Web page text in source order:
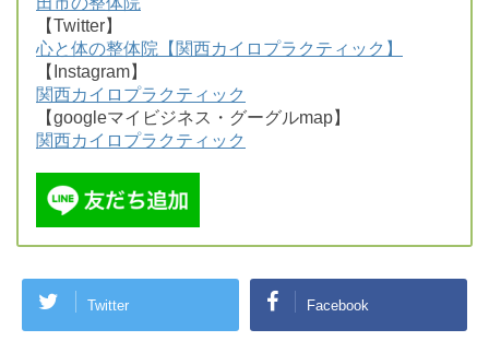
【Twitter】
心と体の整体院【関西カイロプラクティック】
【Instagram】
関西カイロプラクティック
【googleマイビジネス・グーグルmap】
関西カイロプラクティック
Twitter Facebook